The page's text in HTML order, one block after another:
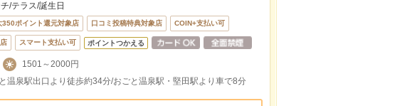
/テラス/誕生日
350ポイント還元対象店 口コミ投稿特典対象店 COIN+支払い可
スマート支払い可 ポイントつかえる
1501～2000円
温泉駅出口より徒歩約34分/おごと温泉駅・堅田駅より車で8分